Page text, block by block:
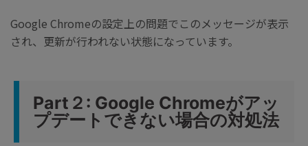
Google Chromeの設定上の問題でこのメッセージが表示
され、更新が行われない状態になっています。
Part２: Google Chromeがアッ
プデートできない場合の対処法